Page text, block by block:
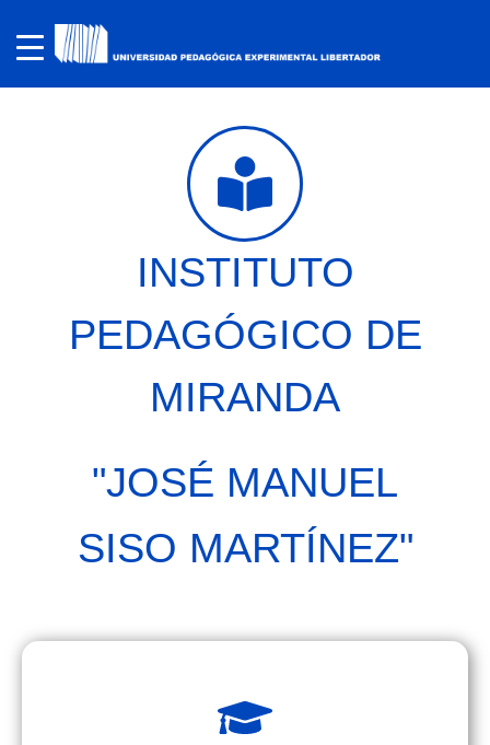
INSTITUTO
PEDAGÓGICO DE
MIRANDA
"JOSÉ MANUEL
SISO MARTÍNEZ"